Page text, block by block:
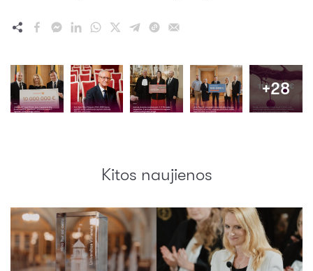
+28
Kitos naujienos